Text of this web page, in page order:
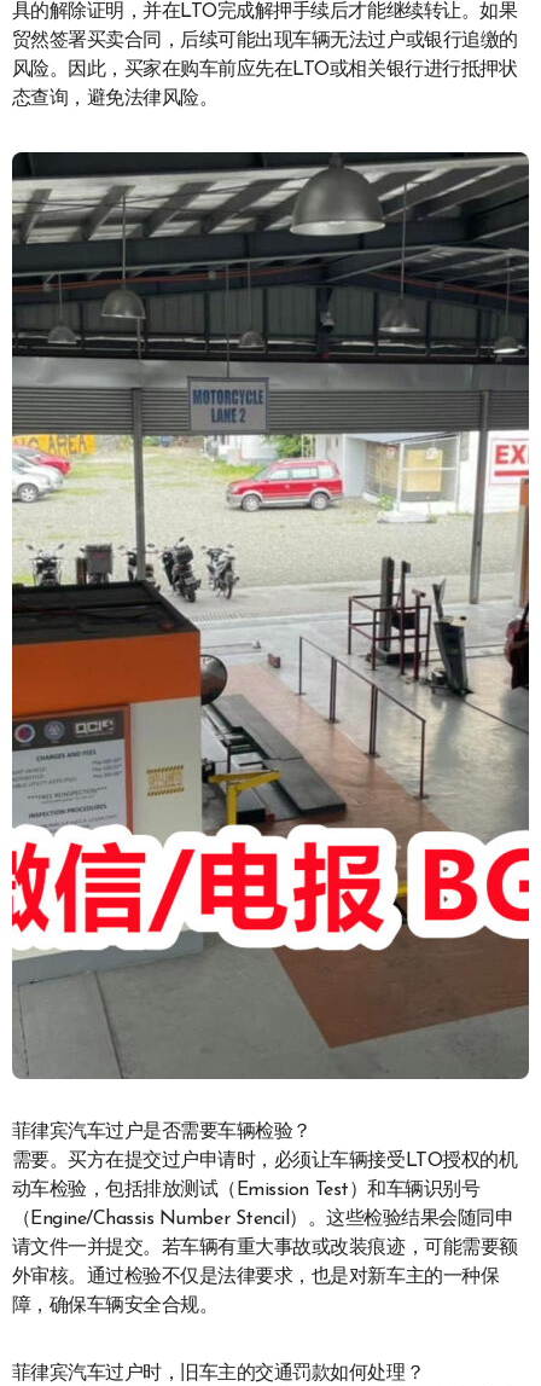
具的解除证明，并在LTO完成解押手续后才能继续转让。如果
贸然签署买卖合同，后续可能出现车辆无法过户或银行追缴的
风险。因此，买家在购车前应先在LTO或相关银行进行抵押状
态查询，避免法律风险。
菲律宾汽车过户是否需要车辆检验？
需要。买方在提交过户申请时，必须让车辆接受LTO授权的机
动车检验，包括排放测试（Emission Test）和车辆识别号
（Engine/Chassis Number Stencil）。这些检验结果会随同申
请文件一并提交。若车辆有重大事故或改装痕迹，可能需要额
外审核。通过检验不仅是法律要求，也是对新车主的一种保
障，确保车辆安全合规。
菲律宾汽车过户时，旧车主的交通罚款如何处理？